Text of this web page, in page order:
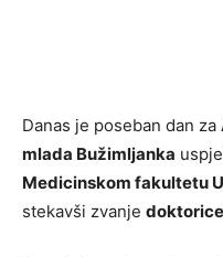
Danas je poseban dan za
mlada Bužimljanka
Medicinskom fakultetu
stekavši zvanje